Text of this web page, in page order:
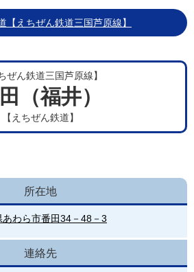
【えちぜん鉄道三国芦原線】
ぜん鉄道三国芦原線】
（福井）
【えちぜん鉄道】
所在地
あわら市番田34－48－3
連絡先